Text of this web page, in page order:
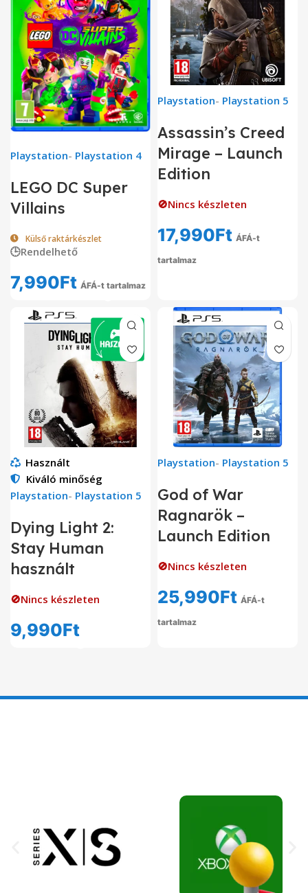
Playstation- Playstation 4
LEGO DC Super
Villains
Külső raktárkészlet
🕒Rendelhető
7,990Ft ÁFÁ-t tartalmaz
Playstation- Playstation 5
Assassin’s Creed
Mirage – Launch
Edition
🚫Nincs készleten
17,990Ft ÁFÁ-t
tartalmaz
Használt
Kiváló minőség
Playstation- Playstation 5
Dying Light 2:
Stay Human
használt
🚫Nincs készleten
9,990Ft
Playstation- Playstation 5
God of War
Ragnarök –
Launch Edition
🚫Nincs készleten
25,990Ft ÁFÁ-t
tartalmaz